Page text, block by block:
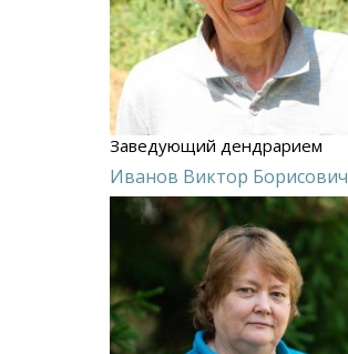
Заведующий дендрарием
Иванов Виктор Борисович